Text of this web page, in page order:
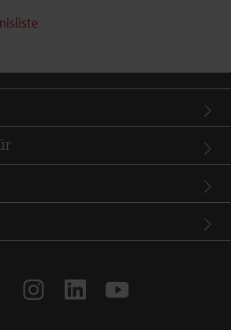
instagramlinkedinyoutube